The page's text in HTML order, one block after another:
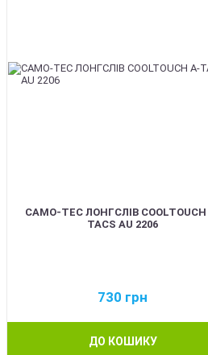
CAMO-TEC ЛОНГСЛІВ
TACS AU 2206
730 грн
ДО КОШИКУ